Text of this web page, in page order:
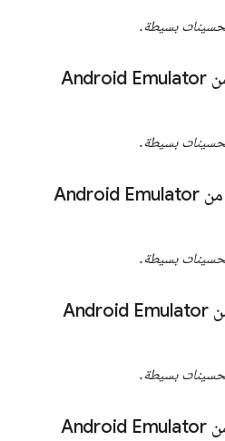
بسيطة.
بسيطة.
بسيطة.
بسيطة.